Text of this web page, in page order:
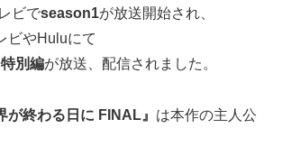
ビでseason1が放送開始され、
ビやHuluにて
特別編が放送、配信されました。
が終わる日に FINAL』 は本作の主人公